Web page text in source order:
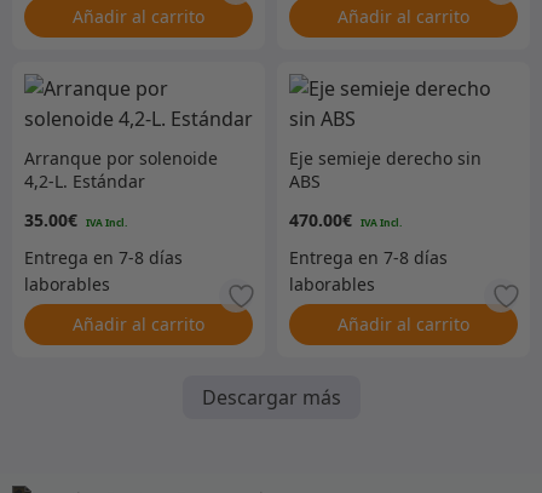
Añadir al carrito Añadir al carrito
Arranque por solenoide
4,2-L. Estándar
35.00€
Añadir al carrito
Eje semieje derecho sin
ABS
470.00€
Añadir al carrito
Descargar más